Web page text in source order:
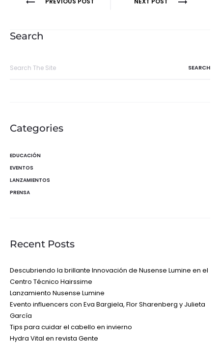
entradas
Search
Categories
EDUCACIÓN
EVENTOS
LANZAMIENTOS
PRENSA
Recent Posts
Descubriendo la brillante Innovación de Nusense Lumine en el
Centro Técnico Hairssime
Lanzamiento Nusense Lumine
Evento influencers con Eva Bargiela, Flor Sharenberg y Julieta
García
Tips para cuidar el cabello en invierno
Hydra Vital en revista Gente